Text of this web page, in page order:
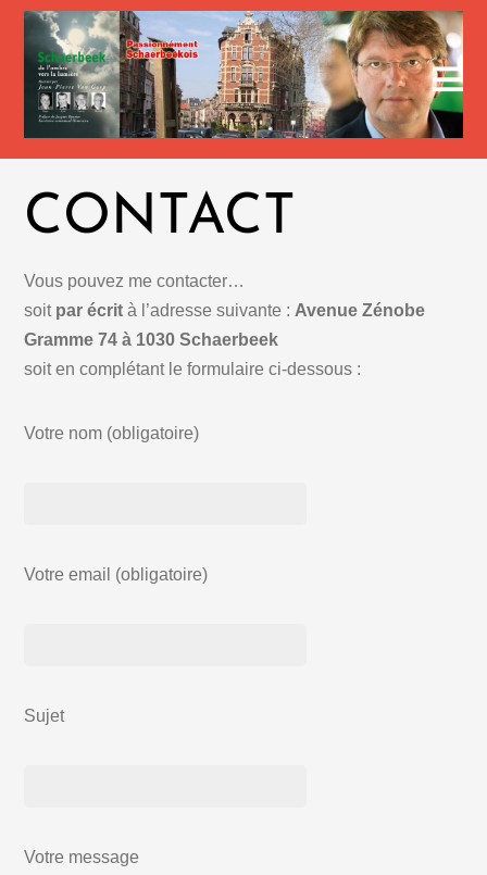
CONTACT
Vous pouvez me contacter…
soit par écrità l’adresse suivante : Avenue Zénobe
Gramme 74 à 1030 Schaerbeek
soit en complétant le formulaire ci-dessous :
Votre nom (obligatoire)
Votre email (obligatoire)
Sujet
Votre message